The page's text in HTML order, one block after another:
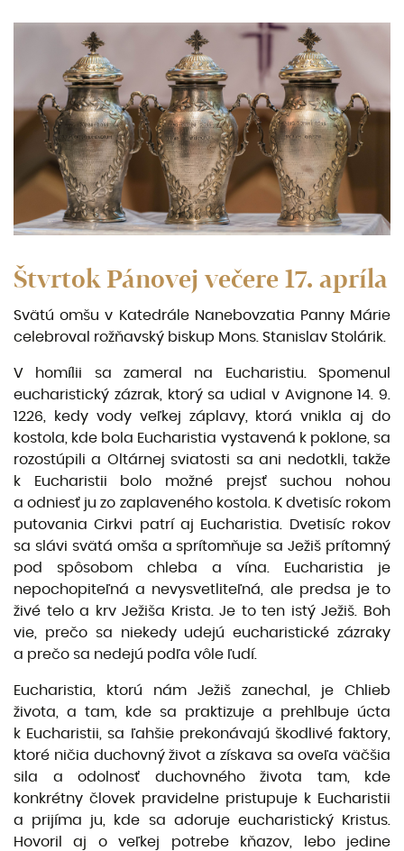
Štvrtok Pánovej večere 17. apríla
Svätú omšu v Katedrále Nanebovzatia Panny Márie
celebroval rožňavský biskup Mons. Stanislav Stolárik.
V homílii sa zameral na Eucharistiu. Spomenul
eucharistický zázrak, ktorý sa udial v Avignone 14. 9.
1226, kedy vody veľkej záplavy, ktorá vnikla aj do
kostola, kde bola Eucharistia vystavená k poklone, sa
rozostúpili a Oltárnej sviatosti sa ani nedotkli, takže
k Eucharistii bolo možné prejsť suchou nohou
a odniesť ju zo zaplaveného kostola. K dvetisíc rokom
putovania Cirkvi patrí aj Eucharistia. Dvetisíc rokov
sa slávi svätá omša a sprítomňuje sa Ježiš prítomný
pod spôsobom chleba a vína. Eucharistia je
nepochopiteľná a nevysvetliteľná, ale predsa je to
živé telo a krv Ježiša Krista. Je to ten istý Ježiš. Boh
vie, prečo sa niekedy udejú eucharistické zázraky
a prečo sa nedejú podľa vôle ľudí.
Eucharistia, ktorú nám Ježiš zanechal, je Chlieb
života, a tam, kde sa praktizuje a prehlbuje úcta
k Eucharistii, sa ľahšie prekonávajú škodlivé faktory,
ktoré ničia duchovný život a získava sa oveľa väčšia
sila a odolnosť duchovného života tam, kde
konkrétny človek pravidelne pristupuje k Eucharistii
a prijíma ju, kde sa adoruje eucharistický Kristus.
Hovoril aj o veľkej potrebe kňazov, lebo jedine